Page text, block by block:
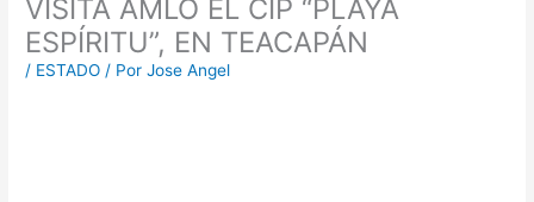
VISITA AMLO EL CIP “PLAYA
ESPÍRITU”, EN TEACAPÁN
/ ESTADO / PorJose Angel